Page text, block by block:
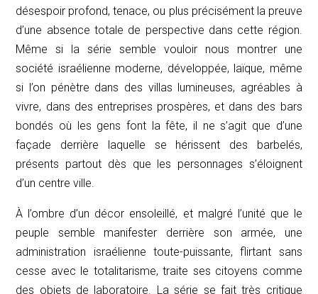
désespoir profond, tenace, ou plus précisément la preuve
d’une absence totale de perspective dans cette région.
Même si la série semble vouloir nous montrer une
société israélienne moderne, développée, laïque, même
si l’on pénètre dans des villas lumineuses, agréables à
vivre, dans des entreprises prospères, et dans des bars
bondés où les gens font la fête, il ne s’agit que d’une
façade derrière laquelle se hérissent des barbelés,
présents partout dès que les personnages s’éloignent
d’un centre ville.
À l’ombre d’un décor ensoleillé, et malgré l’unité que le
peuple semble manifester derrière son armée, une
administration israélienne toute-puissante, flirtant sans
cesse avec le totalitarisme, traite ses citoyens comme
des objets de laboratoire. La série se fait très critique